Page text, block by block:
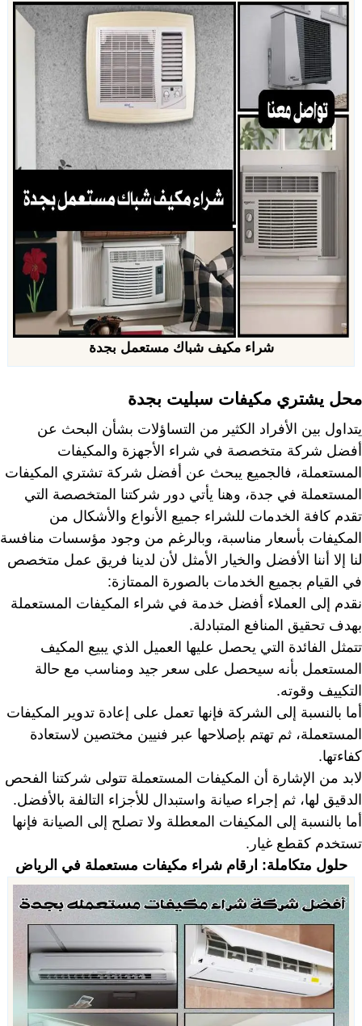
شراء مكيف شباك مستعمل بجدة
محل يشتري مكيفات سبليت بجدة
يتداول بين الأفراد الكثير من التساؤلات بشأن البحث عن
أفضل شركة متخصصة في شراء الأجهزة والمكيفات
المستعملة، فالجميع يبحث عن أفضل شركة تشتري المكيفات
المستعملة في جدة، وهنا يأتي دور شركتنا المتخصصة التي
تقدم كافة الخدمات للشراء جميع الأنواع والأشكال من
المكيفات بأسعار مناسبة، وبالرغم من وجود مؤسسات منافسة
لنا إلا أننا الأفضل والخيار الأمثل لأن لدينا فريق عمل متخصص
في القيام بجميع الخدمات بالصورة الممتازة:
نقدم إلى العملاء أفضل خدمة في شراء المكيفات المستعملة
بهدف تحقيق المنافع المتبادلة.
تتمثل الفائدة التي يحصل عليها العميل الذي يبيع المكيف
المستعمل بأنه سيحصل على سعر جيد ومناسب مع حالة
التكييف وقوته.
أما بالنسبة إلى الشركة فإنها تعمل على إعادة تدوير المكيفات
المستعملة، ثم تهتم بإصلاحها عبر فنيين مختصين لاستعادة
كفاءتها.
لابد من الإشارة أن المكيفات المستعملة تتولى شركتنا الفحص
الدقيق لها، ثم إجراء صيانة واستبدال للأجزاء التالفة بالأفضل.
أما بالنسبة إلى المكيفات المعطلة ولا تصلح إلى الصيانة فإنها
تستخدم كقطع غيار.
حلول متكاملة: ارقام شراء مكيفات مستعملة في الرياض